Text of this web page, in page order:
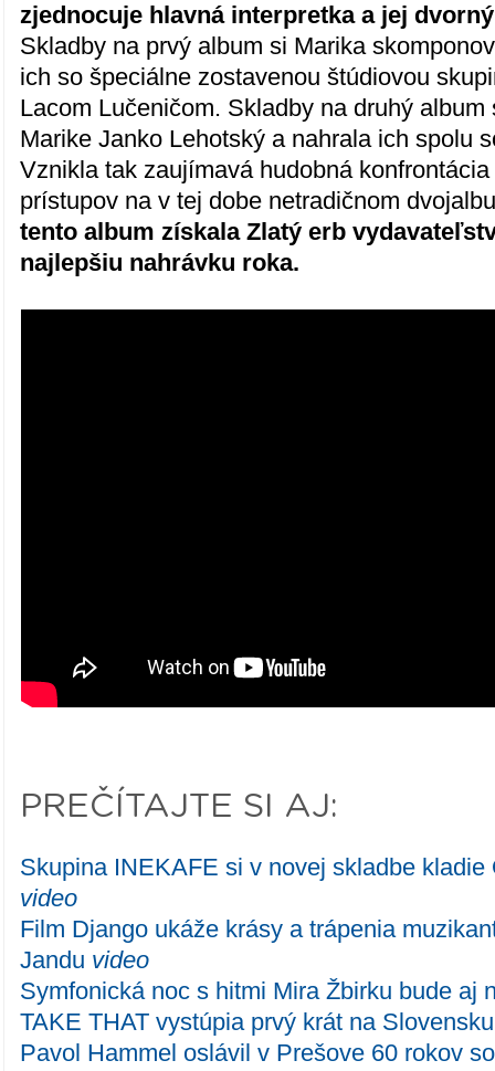
zjednocuje hlavná interpretka a jej
Skladby na prvý album si Marika
ich so špeciálne zostavenou štúdiovou
Lacom Lučeničom. Skladby na druhý album
Marike Janko Lehotský a nahrala ich spolu
Vznikla tak zaujímavá hudobná
prístupov na v tej dobe netradičnom
tento album získala Zlatý erb
najlepšiu nahrávku roka.
PREČÍTAJTE SI AJ:
Skupina INEKAFE si v novej skladbe kladie
video
Film Django ukáže krásy a trápenia
Jandu video
Symfonická noc s hitmi Mira Žbirku bude aj
TAKE THAT vystúpia prvý krát na
Pavol Hammel oslávil v Prešove 60 rokov